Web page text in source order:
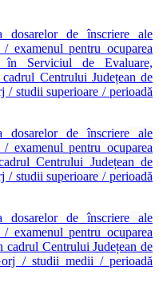
dosarelor de înscriere ale
examenul pentru ocuparea
Serviciul de Evaluare,
Centrului Județean de
/ studii superioare / perioadă
dosarelor de înscriere ale
examenul pentru ocuparea
Centrului Județean de
/ studii superioare / perioadă
dosarelor de înscriere ale
examenul pentru ocuparea
Centrului Județean de
/ studii medii / perioadă